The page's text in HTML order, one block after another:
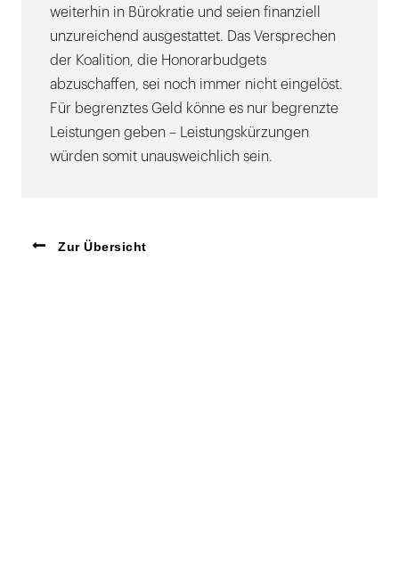
weiterhin in Bürokratie und seien finanziell
unzureichend ausgestattet. Das Versprechen
der Koalition, die Honorarbudgets
abzuschaffen, sei noch immer nicht eingelöst.
Für begrenztes Geld könne es nur begrenzte
Leistungen geben – Leistungskürzungen
würden somit unausweichlich sein.
Zur Übersicht